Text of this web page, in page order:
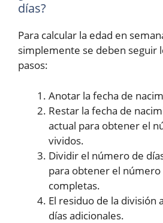
días?
Para calcular la edad en
simplemente se deben seguir
pasos:
Anotar la fecha de
Restar la fecha de
actual para obtener el
vividos.
Dividir el número de
para obtener el número
completas.
El residuo de la división
días adicionales.